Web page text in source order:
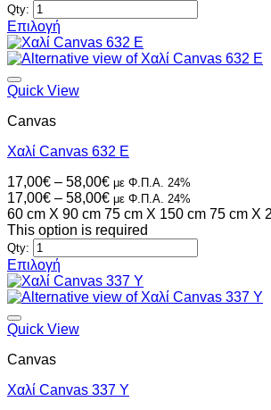
του
προϊόντος
58,00€
Qty:
Επιλογή
Αυτό
το
προϊόν
έχει
παραλλαγές.
επιλογές
να
επιλεγούν
στη
σελίδα
του
προϊόντος
Quick View
Canvas
Χαλί Canvas 632 E
17,00€ – 58,00€Price
range:
17,00€
through
με Φ.Π.Α. 24%
17,00€ – 58,00€Price
range:
17,00€
58,00€
με Φ.Π.Α. 24%
60 cm X 90 cm 75 cm X 150 cm 75 cm X
This option is required
Qty:
Επιλογή
Αυτό
το
προϊόν
έχει
παραλλαγές.
επιλογές
Quick View
Canvas
Χαλί Canvas 337 Y